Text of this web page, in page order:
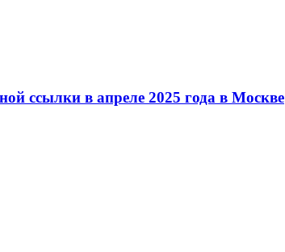
ссылки в апреле 2025 года в Москве